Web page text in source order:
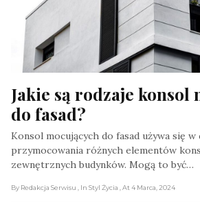
Jakie są rodzaje konsol
do fasad?
Konsol mocujących do fasad używa się
przymocowania różnych elementów
zewnętrznych budynków. Mogą to być…
By Redakcja Serwisu , In Styl Życia , At 4 Marca, 2024